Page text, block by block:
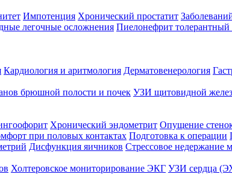
Импотенция Хронический простатит
легочные осложнения Пиелонефрит
Кардиология и аритмология Дерматовенерология
брюшной полости и почек УЗИ щитовидной
Хронический эндометрит Опущение
при половых контактах Подготовка к операции
Дисфункция яичников Стрессовое недержание
Холтеровское мониторирование ЭКГ УЗИ сердца